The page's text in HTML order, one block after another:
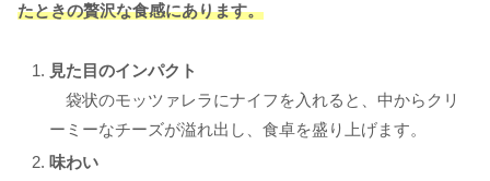
たときの贅沢な食感にあります。
見た目のインパクト
袋状のモッツァレラにナイフを入れると、中からクリ
ーミーなチーズが溢れ出し、食卓を盛り上げます。
味わい